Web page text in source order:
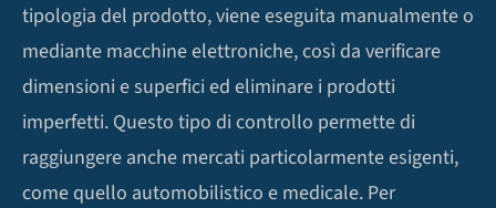
tipologia del prodotto, viene eseguita manualmente o
mediante macchine elettroniche, così da verificare
dimensioni e superfici ed eliminare i prodotti
imperfetti. Questo tipo di controllo permette di
raggiungere anche mercati particolarmente esigenti,
come quello automobilistico e medicale. Per